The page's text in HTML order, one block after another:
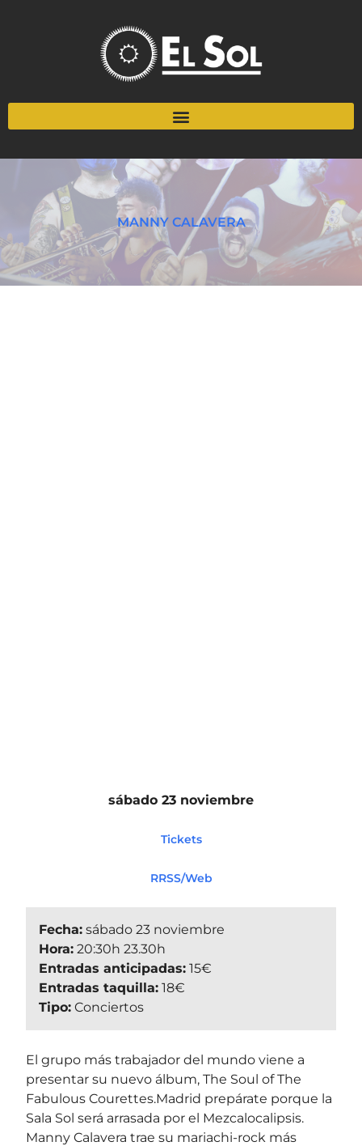
MANNY CALAVERA
sábado 23 noviembre
Tickets
RRSS/Web
Fecha: sábado 23 noviembre
Hora: 20:30h 23.30h
Entradas anticipadas: 15€
Entradas taquilla: 18€
Tipo: Conciertos
El grupo más trabajador del mundo viene a
presentar su nuevo álbum, The Soul of The
Fabulous Courettes.Madrid prepárate porque la
Sala Sol será arrasada por el Mezcalocalipsis.
Manny Calavera trae su mariachi-rock más